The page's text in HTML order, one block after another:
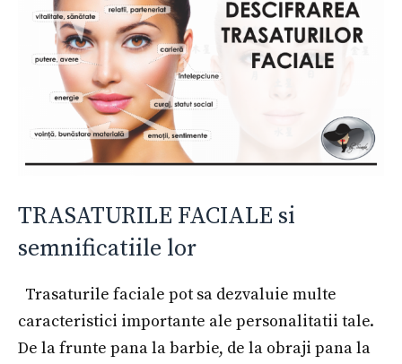
TRASATURILE FACIALE si
semnificatiile lor
Trasaturile faciale pot sa dezvaluie multe
caracteristici importante ale personalitatii tale.
De la frunte pana la barbie, de la obraji pana la